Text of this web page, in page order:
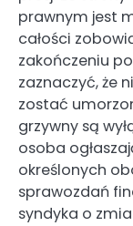
prawnym jest
całości
zakończeniu
zaznaczyć, że
zostać
grzywny są
osoba
określonych
sprawozdań
syndyka o